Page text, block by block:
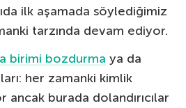
ilk aşamada söylediğimiz
tarzında devam ediyor.
birimi bozdurma ya da
her zamanki kimlik
ancak burada dolandırıcılar